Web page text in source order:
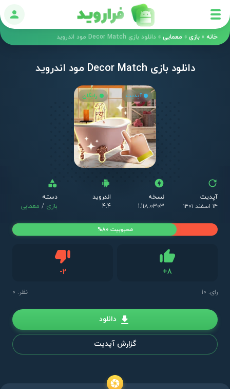
ورود
خانه » بازی » معمایی » دانلود بازی Decor Match مود اندروید
دانلود بازی Decor Match مود اندروید
آپدیت رایگان
آپدیت
۱۴ اسفند ۱۴۰۱
نسخه
1.118.0303
اندروید
4.4
دسته
بازی / معمایی
+8
-2دیس لایک
رای: 10 نظر: 0
محبوبیت 80%
دانلود
گزارش آپدیت